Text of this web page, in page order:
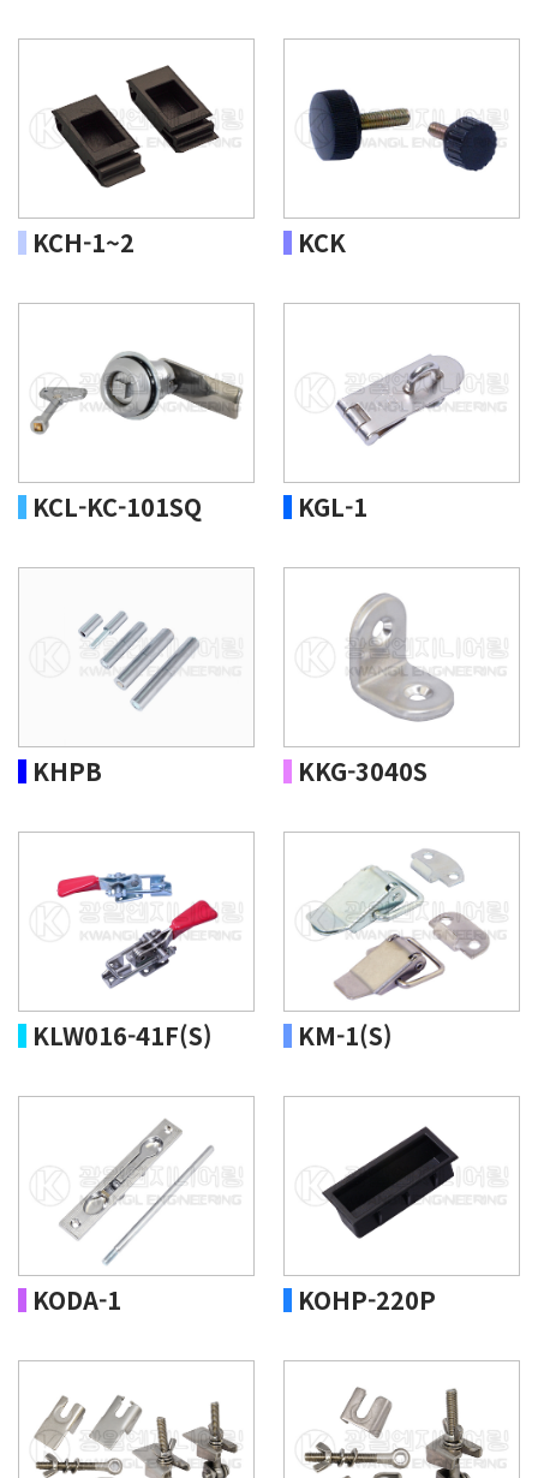
KCH-1~2 KCK
KCL-KC-101SQ KGL-1
KHPB KKG-3040S
KLW016-41F(S) KM-1(S)
KODA-1 KOHP-220P